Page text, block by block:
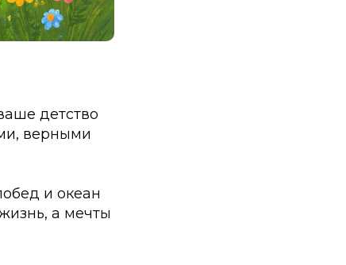
детство
верными
и океан
а мечты